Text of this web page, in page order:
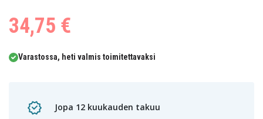
34,75 €
Varastossa, heti valmis toimitettavaksi
Jopa 12 kuukauden takuu